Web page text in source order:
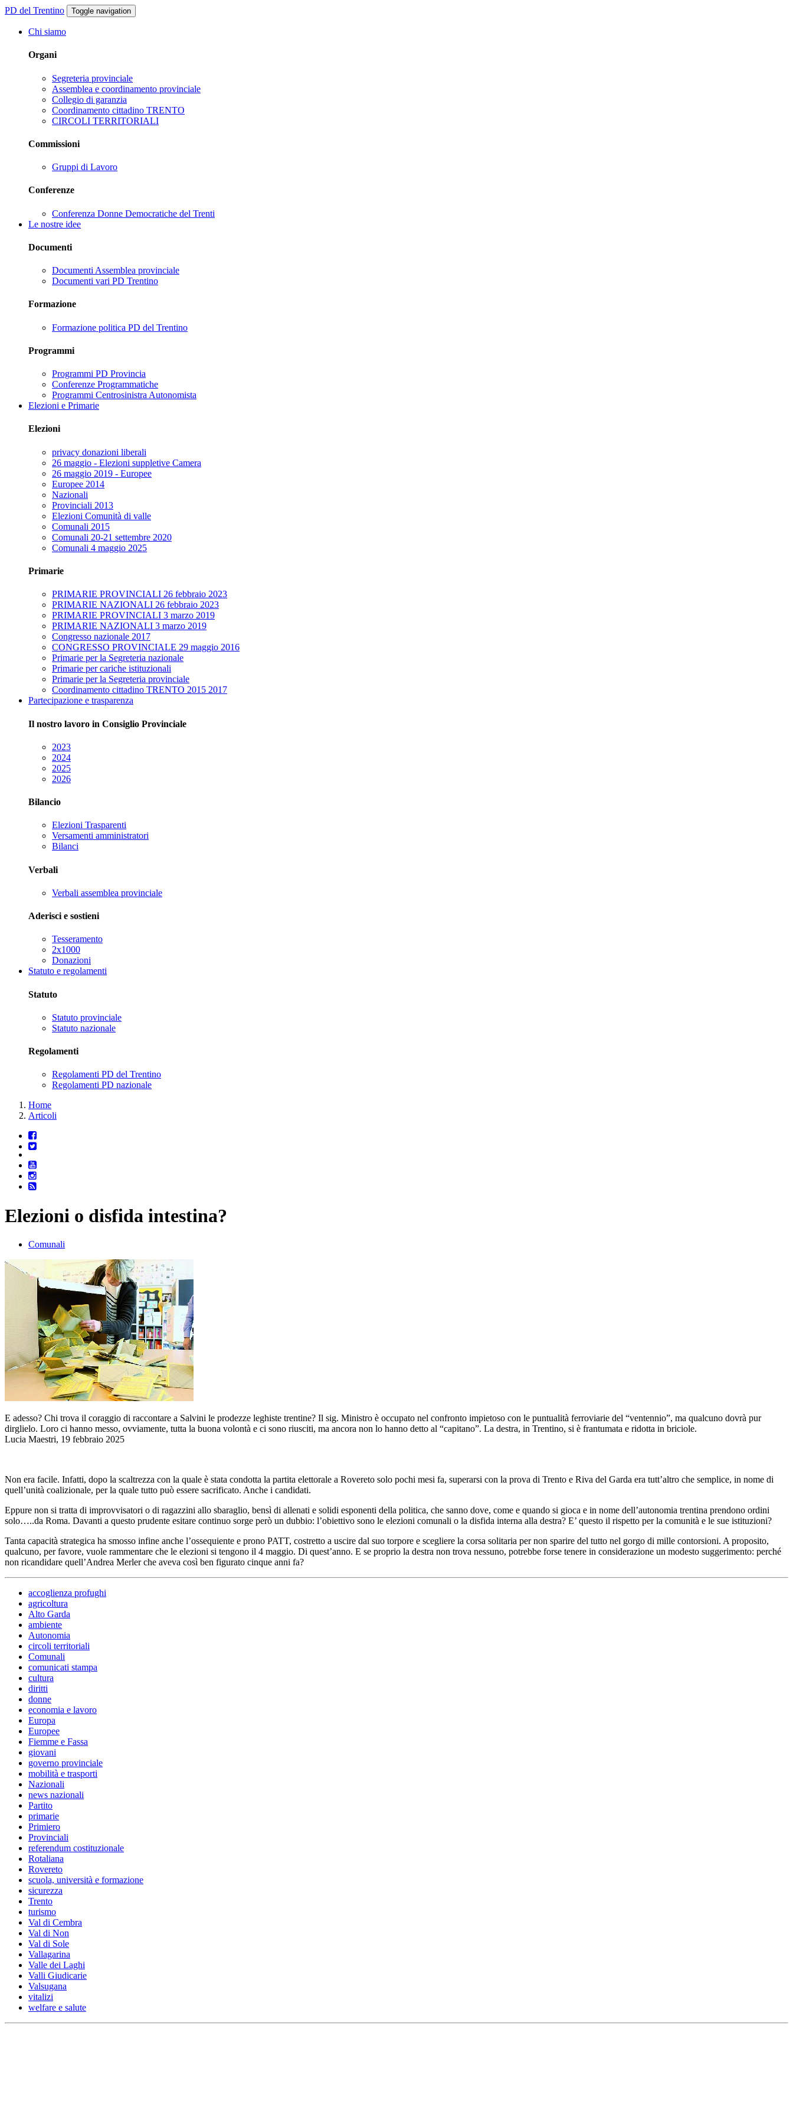
PD del Trentino Toggle navigation
Chi siamo
Organi
Segreteria provinciale
Assemblea e coordinamento provinciale
Collegio di garanzia
Coordinamento cittadino TRENTO
CIRCOLI TERRITORIALI
Commissioni
Gruppi di Lavoro
Conferenze
Conferenza Donne Democratiche del Trenti
Le nostre idee
Documenti
Documenti Assemblea provinciale
Documenti vari PD Trentino
Formazione
Formazione politica PD del Trentino
Programmi
Programmi PD Provincia
Conferenze Programmatiche
Programmi Centrosinistra Autonomista
Elezioni e Primarie
Elezioni
privacy donazioni liberali
26 maggio - Elezioni suppletive Camera
26 maggio 2019 - Europee
Europee 2014
Nazionali
Provinciali 2013
Elezioni Comunità di valle
Comunali 2015
Comunali 20-21 settembre 2020
Comunali 4 maggio 2025
Primarie
PRIMARIE PROVINCIALI 26 febbraio 2023
PRIMARIE NAZIONALI 26 febbraio 2023
PRIMARIE PROVINCIALI 3 marzo 2019
PRIMARIE NAZIONALI 3 marzo 2019
Congresso nazionale 2017
CONGRESSO PROVINCIALE 29 maggio 2016
Primarie per la Segreteria nazionale
Primarie per cariche istituzionali
Primarie per la Segreteria provinciale
Coordinamento cittadino TRENTO 2015 2017
Partecipazione e trasparenza
Il nostro lavoro in Consiglio Provinciale
2023
2024
2025
2026
Bilancio
Elezioni Trasparenti
Versamenti amministratori
Bilanci
Verbali
Verbali assemblea provinciale
Aderisci e sostieni
Tesseramento
2x1000
Donazioni
Statuto e regolamenti
Statuto
Statuto provinciale
Statuto nazionale
Regolamenti
Regolamenti PD del Trentino
Regolamenti PD nazionale
Home
Articoli
Elezioni o disfida intestina?
Comunali
E adesso? Chi trova il coraggio di raccontare a Salvini le prodezze leghiste trentine? Il sig. Ministro è occupato nel confronto impietoso con le puntualità ferroviarie del “ventennio”, ma qualcuno dovrà pur
dirglielo. Loro ci hanno messo, ovviamente, tutta la buona volontà e ci sono riusciti, ma ancora non lo hanno detto al “capitano”. La destra, in Trentino, si è frantumata e ridotta in briciole.
Lucia Maestri, 19 febbraio 2025
Non era facile. Infatti, dopo la scaltrezza con la quale è stata condotta la partita elettorale a Rovereto solo pochi mesi fa, superarsi con la prova di Trento e Riva del Garda era tutt’altro che semplice, in nome di
quell’unità coalizionale, per la quale tutto può essere sacrificato. Anche i candidati.
Eppure non si tratta di improvvisatori o di ragazzini allo sbaraglio, bensì di allenati e solidi esponenti della politica, che sanno dove, come e quando si gioca e in nome dell’autonomia trentina prendono ordini
solo…..da Roma. Davanti a questo prudente esitare continuo sorge però un dubbio: l’obiettivo sono le elezioni comunali o la disfida interna alla destra? E’ questo il rispetto per la comunità e le sue istituzioni?
Tanta capacità strategica ha smosso infine anche l’ossequiente e prono PATT, costretto a uscire dal suo torpore e scegliere la corsa solitaria per non sparire del tutto nel gorgo di mille contorsioni. A proposito,
qualcuno, per favore, vuole rammentare che le elezioni si tengono il 4 maggio. Di quest’anno. E se proprio la destra non trova nessuno, potrebbe forse tenere in considerazione un modesto suggerimento: perché
non ricandidare quell’Andrea Merler che aveva così ben figurato cinque anni fa?
accoglienza profughi
agricoltura
Alto Garda
ambiente
Autonomia
circoli territoriali
Comunali
comunicati stampa
cultura
diritti
donne
economia e lavoro
Europa
Europee
Fiemme e Fassa
giovani
governo provinciale
mobilità e trasporti
Nazionali
news nazionali
Partito
primarie
Primiero
Provinciali
referendum costituzionale
Rotaliana
Rovereto
scuola, università e formazione
sicurezza
Trento
turismo
Val di Cembra
Val di Non
Val di Sole
Vallagarina
Valle dei Laghi
Valli Giudicarie
Valsugana
vitalizi
welfare e salute